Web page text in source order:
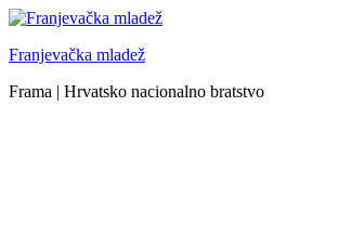
Skip
content
Franjevačka mladež
Frama | Hrvatsko nacionalno bratstvo